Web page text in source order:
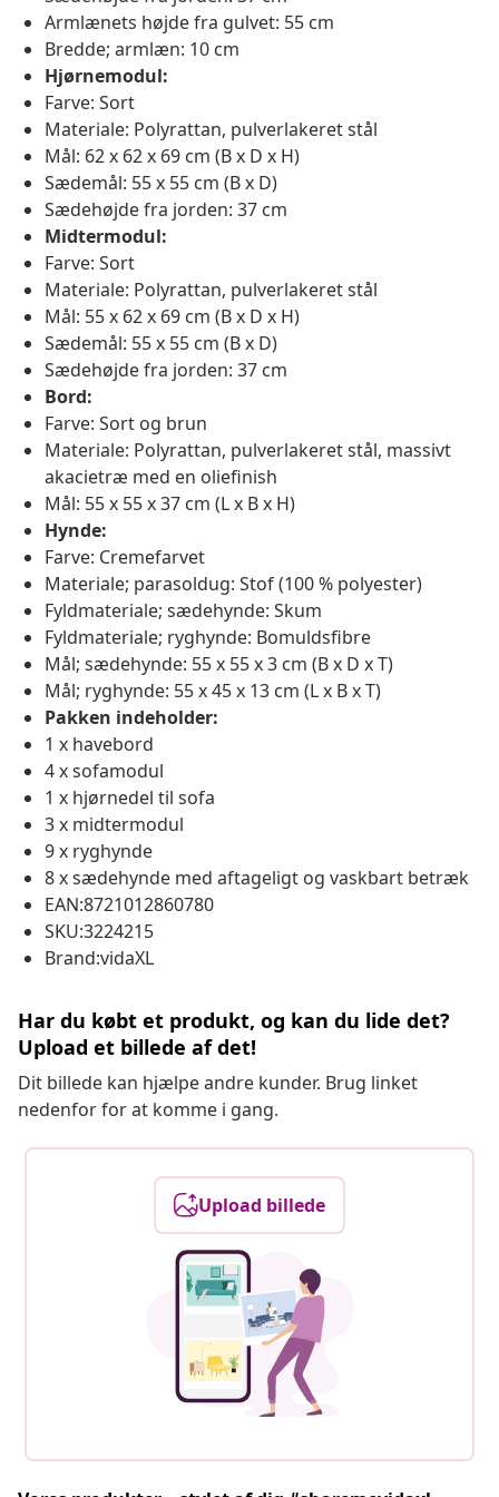
Armlænets højde fra gulvet: 55 cm
Bredde; armlæn: 10 cm
Hjørnemodul:
Farve: Sort
Materiale: Polyrattan, pulverlakeret stål
Mål: 62 x 62 x 69 cm (B x D x H)
Sædemål: 55 x 55 cm (B x D)
Sædehøjde fra jorden: 37 cm
Midtermodul:
Farve: Sort
Materiale: Polyrattan, pulverlakeret stål
Mål: 55 x 62 x 69 cm (B x D x H)
Sædemål: 55 x 55 cm (B x D)
Sædehøjde fra jorden: 37 cm
Bord:
Farve: Sort og brun
Materiale: Polyrattan, pulverlakeret stål, massivt
akacietræ med en oliefinish
Mål: 55 x 55 x 37 cm (L x B x H)
Hynde:
Farve: Cremefarvet
Materiale; parasoldug: Stof (100 % polyester)
Fyldmateriale; sædehynde: Skum
Fyldmateriale; ryghynde: Bomuldsfibre
Mål; sædehynde: 55 x 55 x 3 cm (B x D x T)
Mål; ryghynde: 55 x 45 x 13 cm (L x B x T)
Pakken indeholder:
1 x havebord
4 x sofamodul
1 x hjørnedel til sofa
3 x midtermodul
9 x ryghynde
8 x sædehynde med aftageligt og vaskbart betræk
EAN:8721012860780
SKU:3224215
Brand:vidaXL
Har du købt et produkt, og kan du lide det?
Upload et billede af det!
Dit billede kan hjælpe andre kunder. Brug linket
nedenfor for at komme i gang.
Upload billede